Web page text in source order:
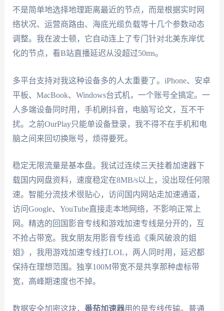
不是简单地选择地理距离最近的节点，而是根据实时网
络状况、运营商路由、海底光缆负载等十几个参数动态
调整。我在波士顿，它自动连上了专门针对北美东岸优
化的节点，看B站直播延迟从没超过50ms。
多平台支持对我这种设备多的人太重要了。iPhone、安卓
平板、MacBook、Windows台式机，一个账号全搞定。一
人多端设备同时用，手机刷抖音，电脑写论文，互不干
扰。之前OurPlay只能单设备登录，我不得不在手机和电
脑之间来回切换账号，烦得要死。
稳定无限流量是基本盘。我试过连续三天挂着加速器下
载国内网盘资料，速度稳定在8MB/s以上，没出现任何限
速。智能分流技术很贴心，访问国内网站走加速通道，
访问Google、YouTube直接走本地网络，不影响正常上
网。精选的回国影音专线和游戏加速专线是分开的，互
不抢占带宽。我女朋友用影音专线追《乘风破浪的姐
姐》，我用游戏加速专线打LOL，两人同时用，延迟都
保持在理想范围。独享100M带宽不是共享那种虚标带
宽，高峰期速度也不掉。
数据安全加密这块， 番茄加速器用的是专线传输。普通